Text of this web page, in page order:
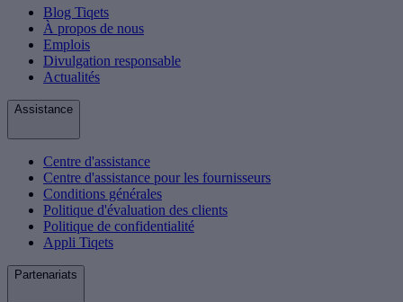
Blog Tiqets
À propos de nous
Emplois
Divulgation responsable
Actualités
Assistance
Centre d'assistance
Centre d'assistance pour les fournisseurs
Conditions générales
Politique d'évaluation des clients
Politique de confidentialité
Appli Tiqets
Partenariats